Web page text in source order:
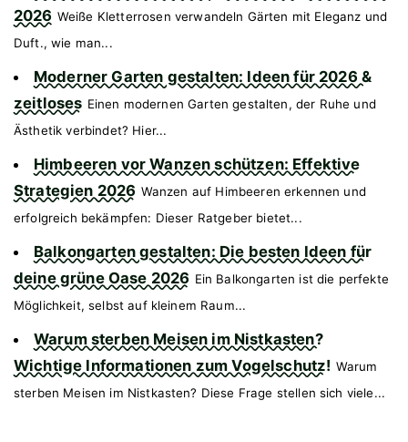
2026 Weiße Kletterrosen verwandeln Gärten mit Eleganz und
Duft., wie man...
Moderner Garten gestalten: Ideen für 2026 &
zeitloses Einen modernen Garten gestalten, der Ruhe und
Ästhetik verbindet? Hier...
Himbeeren vor Wanzen schützen: Effektive
Strategien 2026 Wanzen auf Himbeeren erkennen und
erfolgreich bekämpfen: Dieser Ratgeber bietet...
Balkongarten gestalten: Die besten Ideen für
deine grüne Oase 2026 Ein Balkongarten ist die perfekte
Möglichkeit, selbst auf kleinem Raum...
Warum sterben Meisen im Nistkasten?
Wichtige Informationen zum Vogelschutz! Warum
sterben Meisen im Nistkasten? Diese Frage stellen sich viele...